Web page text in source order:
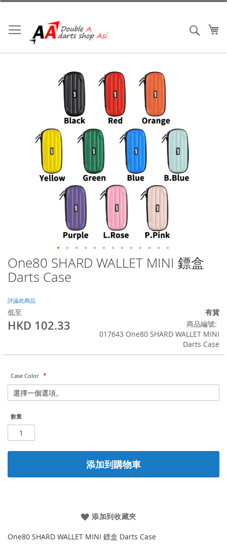
跳
內
容
搜索
One80 SHARD WALLET MINI 鏢盒
Darts Case
評論此商品
低至
HKD 102.33
有貨
商品編號
017643 One80 SHARD WALLET MINI
Darts Case
Case Color
數量
添加到購物車
添加到收藏夾
One80 SHARD WALLET MINI 鏢盒 Darts Case
Skip
to
the
of
the
images
gallery